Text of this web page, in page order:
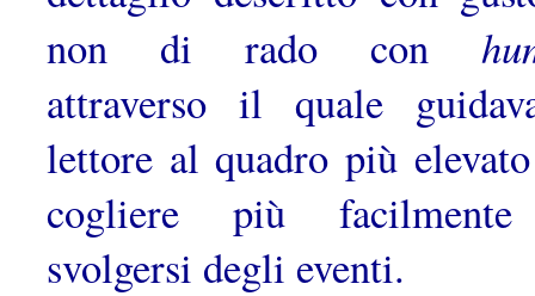
non di rado con
attraverso il quale
lettore al quadro più
cogliere più
svolgersi degli eventi.